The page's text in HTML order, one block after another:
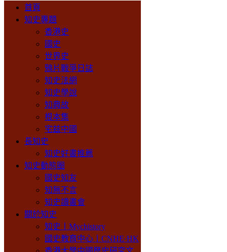
首頁
知史專題
香港史
國史
世界史
鴉片戰爭日誌
知史法網
知史學說
知典故
根本集
宅兹中國
長知史
知史好書推薦
知史動態圈
國史知友
知無不言
知史讀書會
關於知史
知史丨Mychistory
國史教育中心丨CNHE·HK